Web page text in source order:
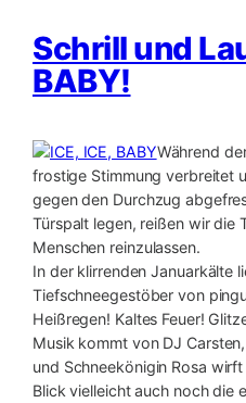
Schrill und
BABY!
Während
frostige Stimmung verbreitet
gegen den Durchzug
Türspalt legen, reißen wir die
Menschen reinzulassen.
In der klirrenden Januarkälte
Tiefschneegestöber von
Heißregen! Kaltes Feuer!
Musik kommt von DJ
und Schneekönigin Rosa
Blick vielleicht auch noch die